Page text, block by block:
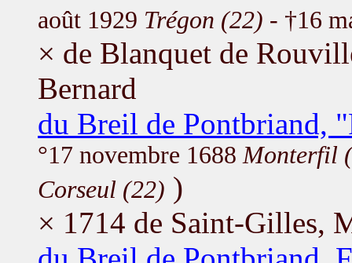
août 1929 Trégon (22) - †16
× de Blanquet de
Bernard
du Breil de Pontbriand,
°17 novembre 1688 Monterfil
Corseul (22) )
× 1714 de Saint-Gilles,